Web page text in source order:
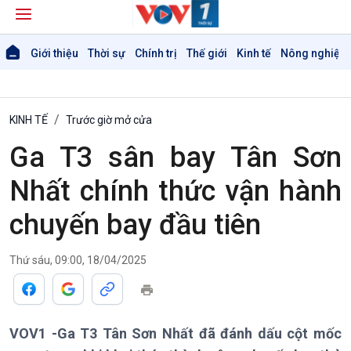
Giới thiệu Thời sự Chính trị Thế giới Kinh tế Nông nghiệp
Giới thiệu
Thời sự
Thời sự 6h
Chuyên mục
KINH TẾ Trước giờ mở cửa
Ga T3 sân bay Tân Sơn
Nhất chính thức vận hành
chuyến bay đầu tiên
Thứ sáu, 09:00, 18/04/2025
VOV1 -Ga T3 Tân Sơn Nhất đã đánh dấu cột mốc